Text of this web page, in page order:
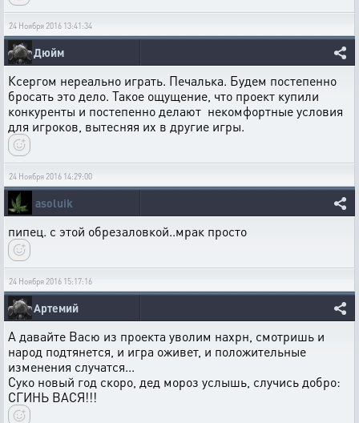
24 Ноября 2016 13:41:34
Дюйм
Ксергом нереально играть. Печалька. Будем постепенно
бросать это дело. Такое ощущение, что проект купили
конкуренты и постепенно делают некомфортные условия
для игроков, вытесняя их в другие игры.
24 Ноября 2016 14:29:00
asoluik
пипец. с этой обрезаловкой..мрак просто
24 Ноября 2016 15:17:16
Артемий
А давайте Васю из проекта уволим нахрн, смотришь и
народ подтянется, и игра оживет, и положительные
изменения случатся...
Суко новый год скоро, дед мороз услышь, случись добро:
СГИНЬ ВАСЯ!!!